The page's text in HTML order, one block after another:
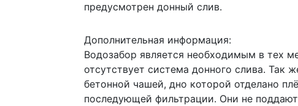
предусмотрен донный слив.
Дополнительная информация:
Водозабор является необходимым в тех
отсутствует система донного слива. Так
бетонной чашей, дно которой отделано
последующей фильтрации. Они не